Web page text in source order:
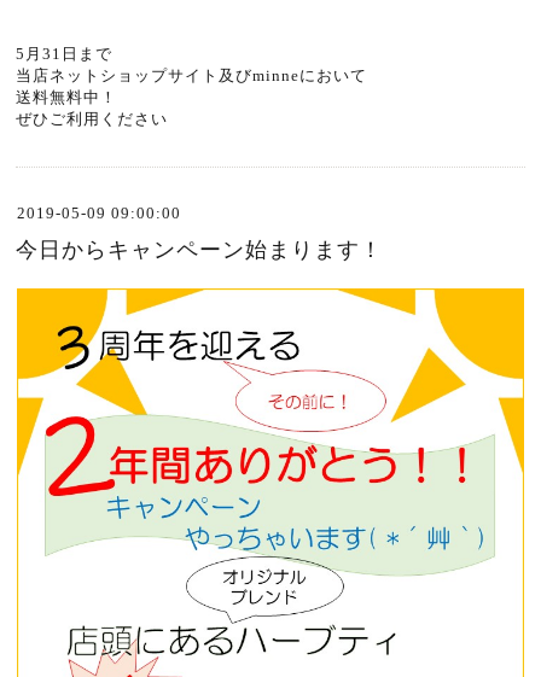
5月31日まで
当店ネットショップサイト 及びminneにおいて
送料無料中！
ぜひご利用ください
2019-05-09 09:00:00
今日からキャンペーン始まります！